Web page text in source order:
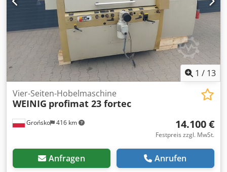
Werkzeugvermessungssystem ( Heidenhain TT 160 )
1 / 13
Grońsko 416 km
Vier-Seiten-Hobelmaschine
WEINIG profimat 23 fortec
14.100 €
Festpreis zzgl. MwSt.
Anfragen Anrufen